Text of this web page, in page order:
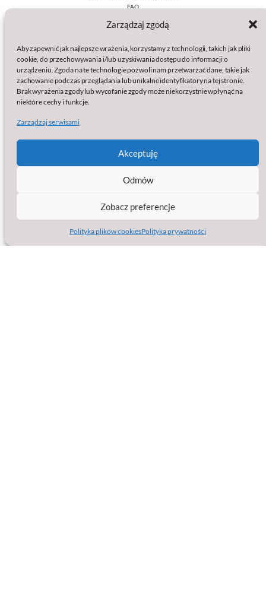
Zarządzaj zgodą
Aby zapewnić jak najlepsze wrażenia, korzystamy z technologii, takich jak pliki
cookie, do przechowywania i/lub uzyskiwania dostępu do informacji o
urządzeniu. Zgoda na te technologie pozwoli nam przetwarzać dane, takie jak
zachowanie podczas przeglądania lub unikalne identyfikatory na tej stronie.
Brak wyrażenia zgody lub wycofanie zgody może niekorzystnie wpłynąć na
niektóre cechy i funkcje.
Zarządzaj serwisami
Akceptuję
Odmów
Zobacz preferencje
Polityka plików cookiesPolityka prywatności
FAQ
Polityki:
Polityka prywatności
Polityka plików cookies (EU)
Wydawcą serwisu jest:
baSap sp. z o.o.
Regon: 387102999